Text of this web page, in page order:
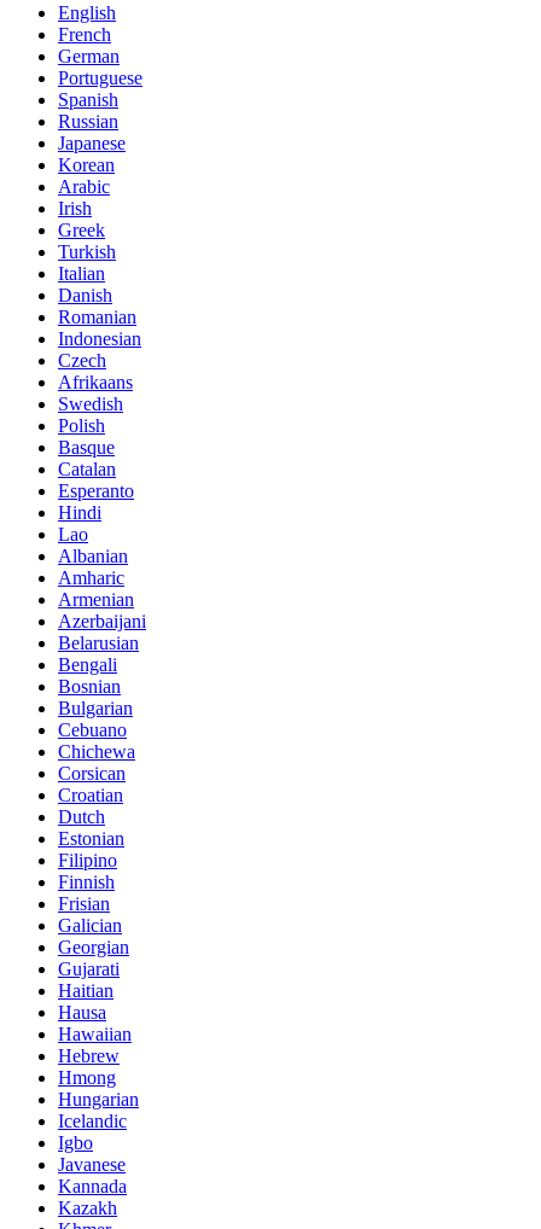
English
French
German
Portuguese
Spanish
Russian
Japanese
Korean
Arabic
Irish
Greek
Turkish
Italian
Danish
Romanian
Indonesian
Czech
Afrikaans
Swedish
Polish
Basque
Catalan
Esperanto
Hindi
Lao
Albanian
Amharic
Armenian
Azerbaijani
Belarusian
Bengali
Bosnian
Bulgarian
Cebuano
Chichewa
Corsican
Croatian
Dutch
Estonian
Filipino
Finnish
Frisian
Galician
Georgian
Gujarati
Haitian
Hausa
Hawaiian
Hebrew
Hmong
Hungarian
Icelandic
Igbo
Javanese
Kannada
Kazakh